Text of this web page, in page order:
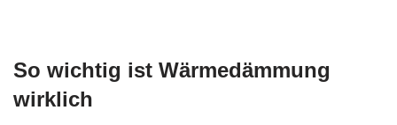
So wichtig ist Wärmedämmung
wirklich